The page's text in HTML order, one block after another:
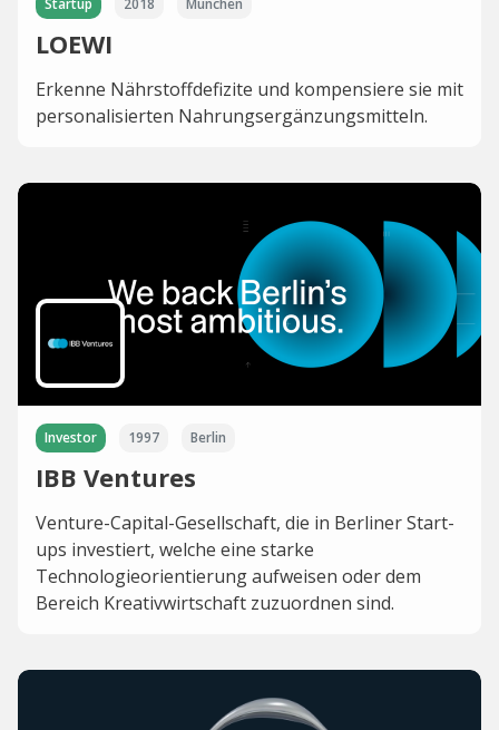
Startup 2018 München
LOEWI
Erkenne Nährstoffdefizite und kompensiere sie mit
personalisierten Nahrungsergänzungsmitteln.
Investor 1997 Berlin
IBB Ventures
Venture-Capital-Gesellschaft, die in Berliner Start-
ups investiert, welche eine starke
Technologieorientierung aufweisen oder dem
Bereich Kreativwirtschaft zuzuordnen sind.